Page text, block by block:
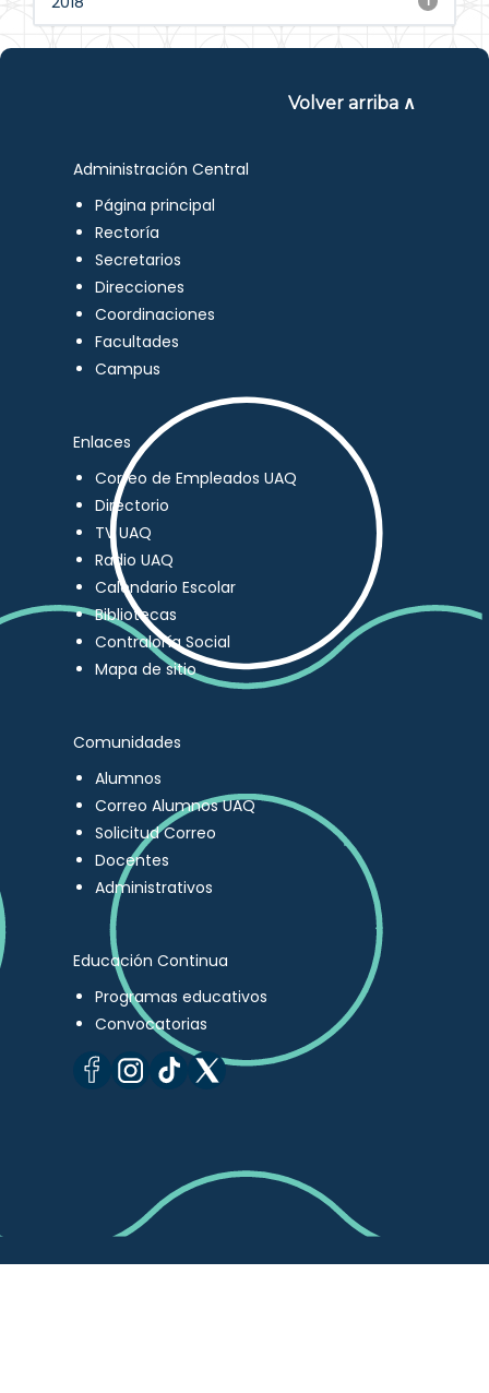
Volver arriba ∧
Administración Central
Página principal
Rectoría
Secretarios
Direcciones
Coordinaciones
Facultades
Campus
Enlaces
Correo de Empleados UAQ
Directorio
TV UAQ
Radio UAQ
Calendario Escolar
Bibliotecas
Contraloría Social
Mapa de sitio
Comunidades
Alumnos
Correo Alumnos UAQ
Solicitud Correo
Docentes
Administrativos
Educación Continua
Programas educativos
Convocatorias